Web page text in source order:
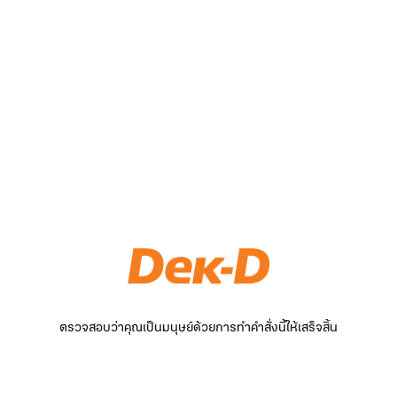
ตรวจสอบว่าคุณเป็นมนุษย์ด้วยการทำคำสั่งนี้ให้เสร็จสิ้น